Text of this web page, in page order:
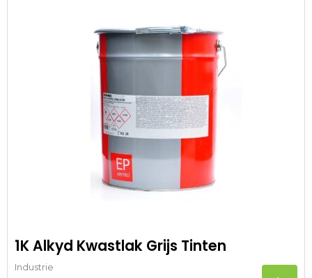
1K Alkyd Kwastlak Grijs Tinten
Industrie